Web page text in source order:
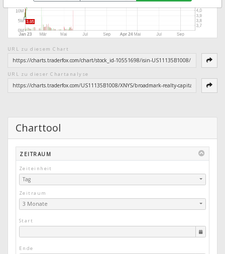
URL zu diesem Chart
URL zu dieser Chartanalyse
Charttool
ZEITRAUM
Zeiteinheit
Tag
Zeitraum
3 Monate
Start
Ende